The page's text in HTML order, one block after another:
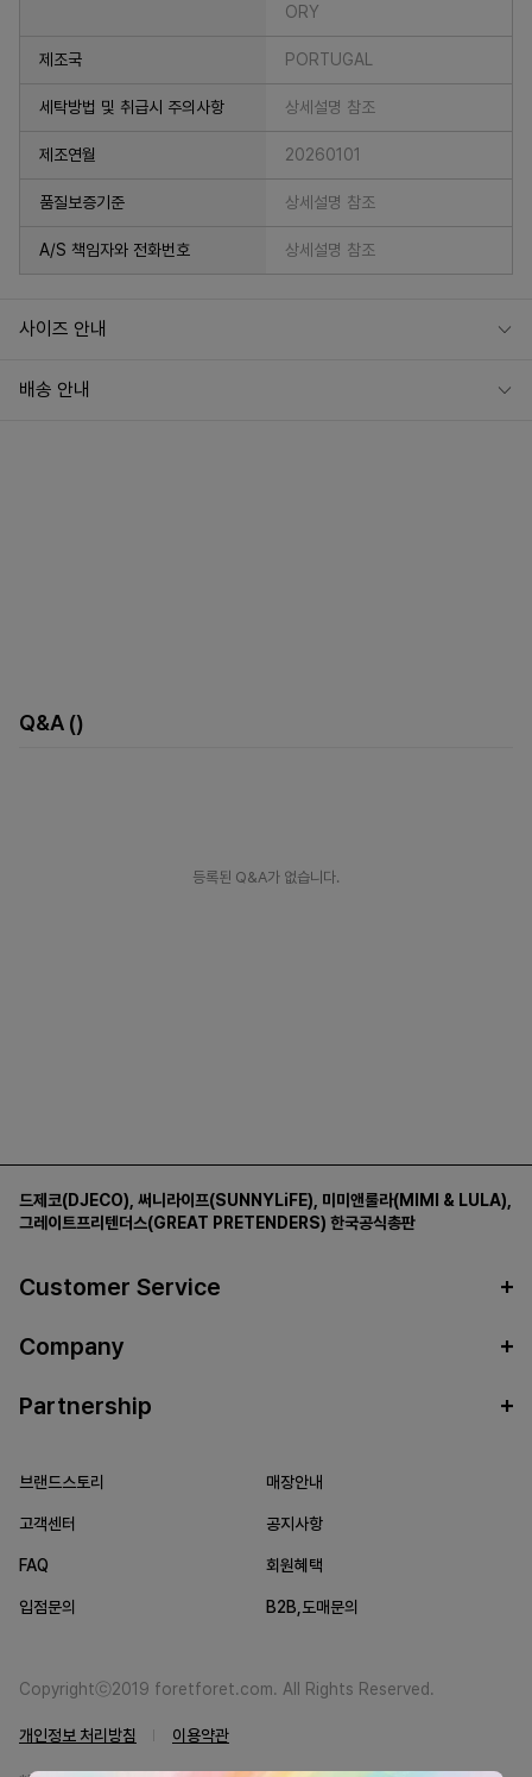
ORY
제조국 PORTUGAL
세탁방법 및 취급시 주의사항 상세설명 참조
제조연월 20260101
품질보증기준 상세설명 참조
A/S 책임자와 전화번호 상세설명 참조
사이즈 안내
배송 안내
Q&A ()
등록된 Q&A가 없습니다.
드제코(DJECO) 써니라이프(SUNNYLiFE) 미미앤룰라(MIMI & LULA)
그레이트프리텐더스(GREAT PRETENDERS) 한국공식총판
Customer Service
Company
Partnership
브랜드스토리 매장안내
고객센터 공지사항
FAQ 회원혜택
입점문의 B2B,도매문의
Copyrightⓒ2019 foretforet.com. All Rights Reserved.
개인정보 처리방침 이용약관